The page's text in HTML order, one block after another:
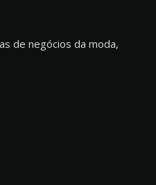
de negócios da moda,